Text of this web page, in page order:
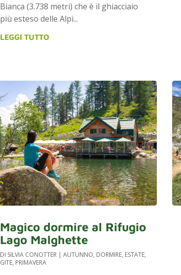
Bianca (3.738 metri) che è il ghiacciaio
più esteso delle Alpi...
LEGGI TUTTO
Magico dormire al Rifugio
Lago Malghette
DI SILVIA CONOTTER| AUTUNNO, DORMIRE, ESTATE,
GITE, PRIMAVERA